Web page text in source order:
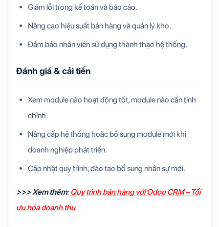
Giảm lỗi trong kế toán và báo cáo.
Nâng cao hiệu suất bán hàng và quản lý kho.
Đảm bảo nhân viên sử dụng thành thạo hệ thống.
Đánh giá & cải tiến
Xem module nào hoạt động tốt, module nào cần tinh
chỉnh.
Nâng cấp hệ thống hoặc bổ sung module mới khi
doanh nghiệp phát triển.
Cập nhật quy trình, đào tạo bổ sung nhân sự mới.
>>> Xem thêm:Quy trình bán hàng với Odoo CRM – Tối
ưu hóa doanh thu